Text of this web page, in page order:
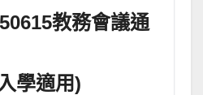
教務會議通
學適用)